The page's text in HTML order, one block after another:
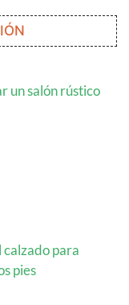
un salón rústico
calzado para
pies